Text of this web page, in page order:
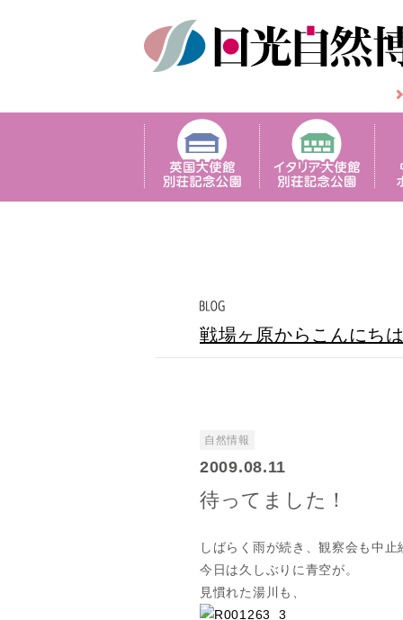
戦場ヶ原からこんにちは
自然情報
2009.08.11
待ってました！
しばらく雨が続き、観察会も中止
今日は久しぶりに青空が。
見慣れた湯川も、